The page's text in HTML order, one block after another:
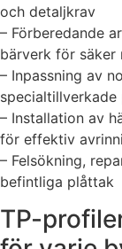
och detaljkrav
– Förberedande
bärverk för säker
– Inpassning av
– Installation av
för effektiv
– Felsökning,
befintliga plåttak
TP-